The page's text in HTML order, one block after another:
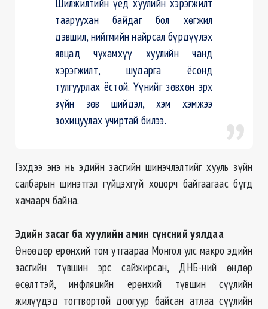
тааруухан байдаг бол хөгжил
дэвшил, нийгмийн найрсал бүрдүүлэх
явцад чухамхүү хуулийн чанд
хэрэгжилт, шударга ёсонд
тулгуурлах ёстой. Үүнийг зөвхөн эрх
зүйн зөв шийдэл, хэм хэмжээ
зохицуулах учиртай билээ.
Гэхдээ энэ нь эдийн засгийн шинэчлэлтийг хууль зүйн
салбарын шинэтгэл гүйцэхгүй хоцорч байгаагаас бүгд
хамаарч байна.
Эдийн засаг ба хуулийн амин сүнсний уялдаа
Өнөөдөр ерөнхий том утгаараа Монгол улс макро эдийн
засгийн түвшин эрс сайжирсан, ДНБ-ний өндөр
өсөлттэй, инфляцийн ерөнхий түвшин сүүлийн
жилүүдэд тогтвортой доогуур байсан атлаа сүүлийн